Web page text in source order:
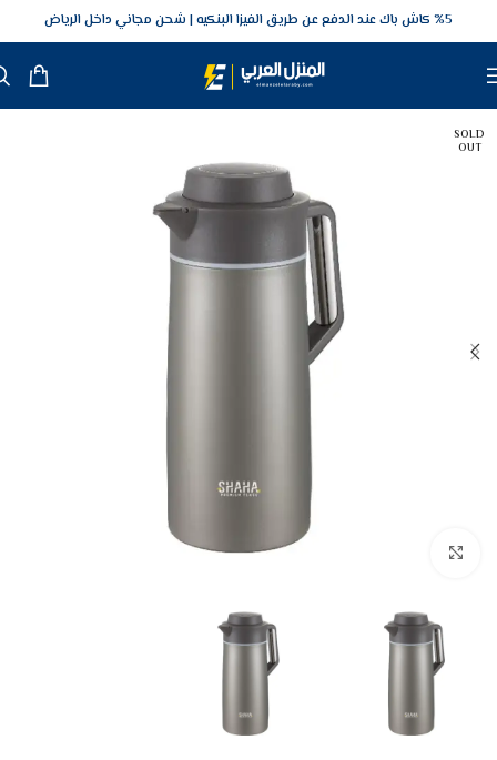
5‎% كاش باك عند الدفع عن طريق الفيزا البنكيه شحن مجاني داخل الرياض
SOLD
OUT